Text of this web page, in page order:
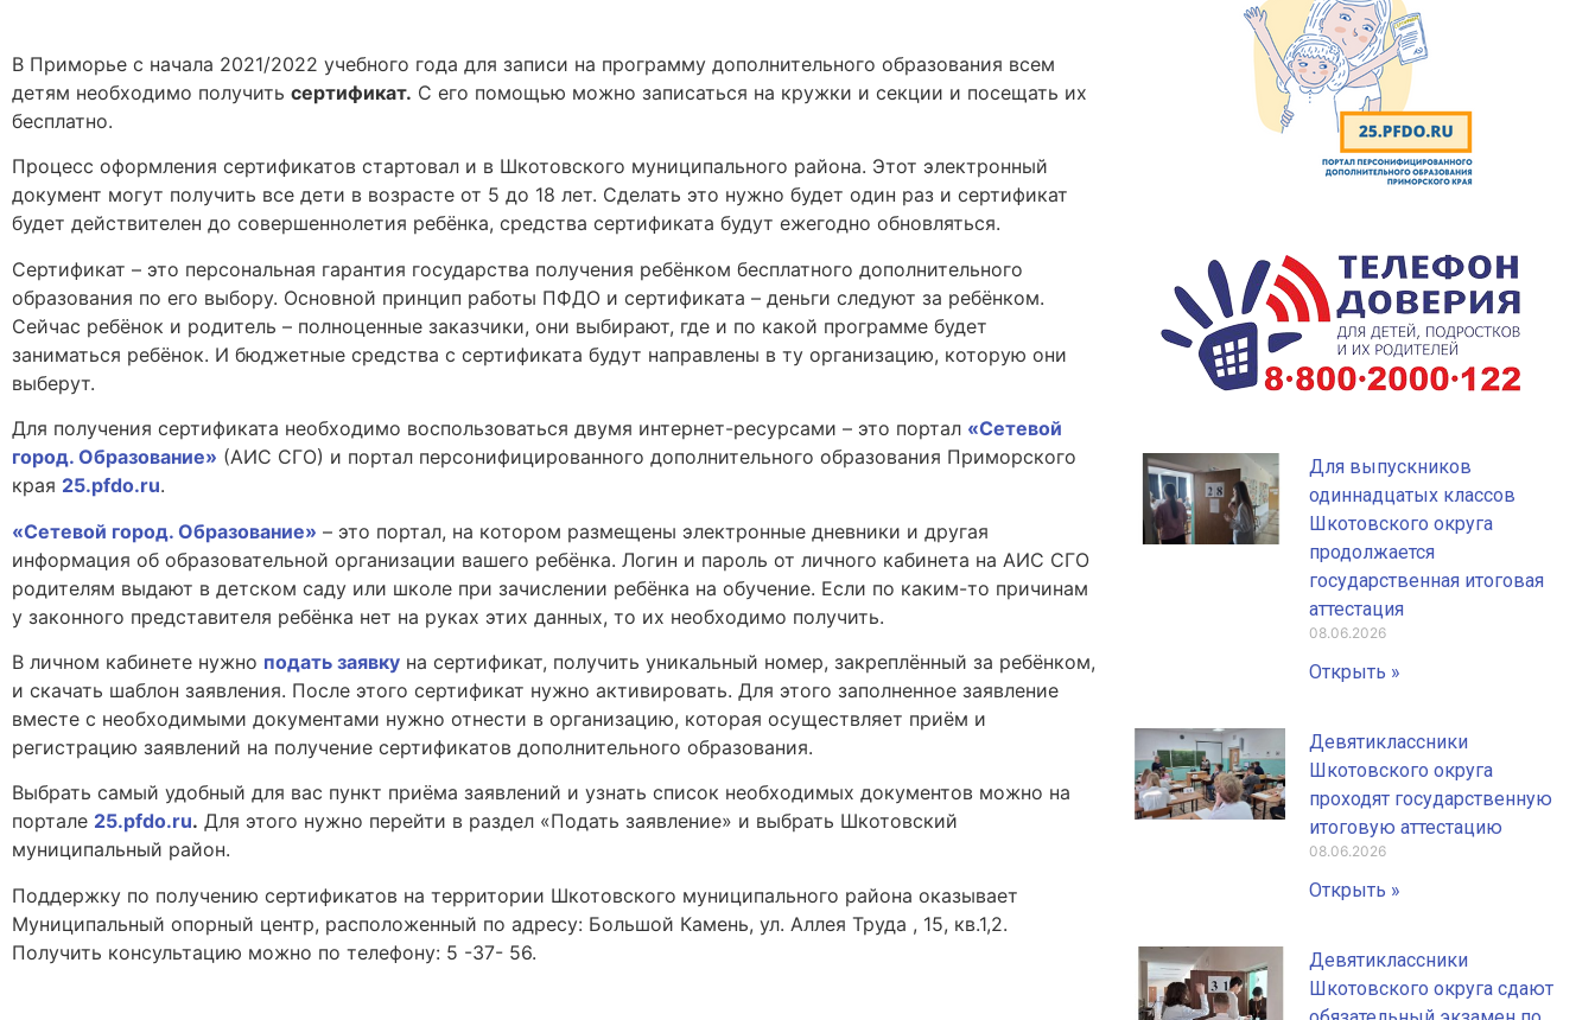
В Приморье с начала 2021/2022 учебного года для записи на программу дополнительного образования всем
детям необходимо получить сертификат. С его помощью можно записаться на кружки и секции и посещать их
бесплатно.
Процесс оформления сертификатов стартовал и в Шкотовского муниципального района. Этот электронный
документ могут получить все дети в возрасте от 5 до 18 лет. Сделать это нужно будет один раз и сертификат
будет действителен до совершеннолетия ребёнка, средства сертификата будут ежегодно обновляться.
Сертификат – это персональная гарантия государства получения ребёнком бесплатного дополнительного
образования по его выбору. Основной принцип работы ПФДО и сертификата – деньги следуют за ребёнком.
Сейчас ребёнок и родитель – полноценные заказчики, они выбирают, где и по какой программе будет
заниматься ребёнок. И бюджетные средства с сертификата будут направлены в ту организацию, которую они
выберут.
Для получения сертификата необходимо воспользоваться двумя интернет-ресурсами – это портал «Сетевой
город. Образование» (АИС СГО) и портал персонифицированного дополнительного образования Приморского
края 25.pfdo.ru.
«Сетевой город. Образование» – это портал, на котором размещены электронные дневники и другая
информация об образовательной организации вашего ребёнка. Логин и пароль от личного кабинета на АИС СГО
родителям выдают в детском саду или школе при зачислении ребёнка на обучение. Если по каким-то причинам
у законного представителя ребёнка нет на руках этих данных, то их необходимо получить.
В личном кабинете нужно подать заявку на сертификат, получить уникальный номер, закреплённый за ребёнком,
и скачать шаблон заявления. После этого сертификат нужно активировать. Для этого заполненное заявление
вместе с необходимыми документами нужно отнести в организацию, которая осуществляет приём и
регистрацию заявлений на получение сертификатов дополнительного образования.
Выбрать самый удобный для вас пункт приёма заявлений и узнать список необходимых документов можно на
портале 25.pfdo.ru. Для этого нужно перейти в раздел «Подать заявление» и выбрать Шкотовский
муниципальный район.
Поддержку по получению сертификатов на территории Шкотовского муниципального района оказывает
Муниципальный опорный центр, расположенный по адресу: Большой Камень, ул. Аллея Труда , 15, кв.1,2.
Получить консультацию можно по телефону: 5 -37- 56.
Для выпускников
одиннадцатых классов
Шкотовского округа
продолжается
государственная итоговая
аттестация
08.06.2026
Открыть »
Девятиклассники
Шкотовского округа
проходят государственную
итоговую аттестацию
08.06.2026
Открыть »
Девятиклассники
Шкотовского округа сдают